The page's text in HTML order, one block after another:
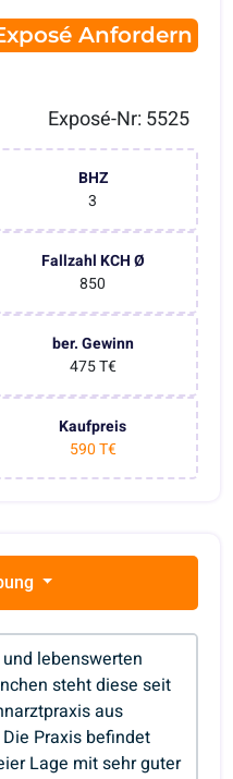
Anfordern
Exposé-Nr: 5525
BHZ
3
Fallzahl KCH Ø
850
ber. Gewinn
475 T€
Kaufpreis
590 T€